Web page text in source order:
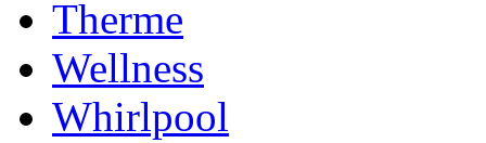
Therme
Wellness
Whirlpool